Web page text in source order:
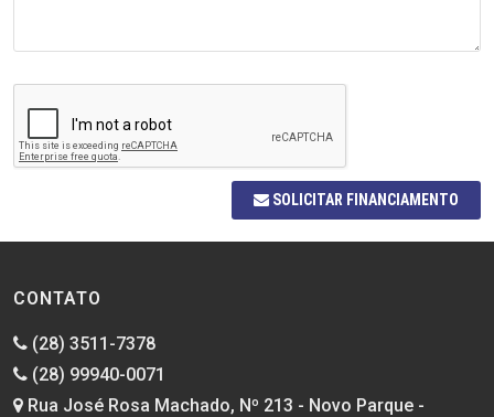
SOLICITAR FINANCIAMENTO
CONTATO
(28) 3511-7378
(28) 99940-0071
Rua José Rosa Machado, Nº 213 - Novo Parque -